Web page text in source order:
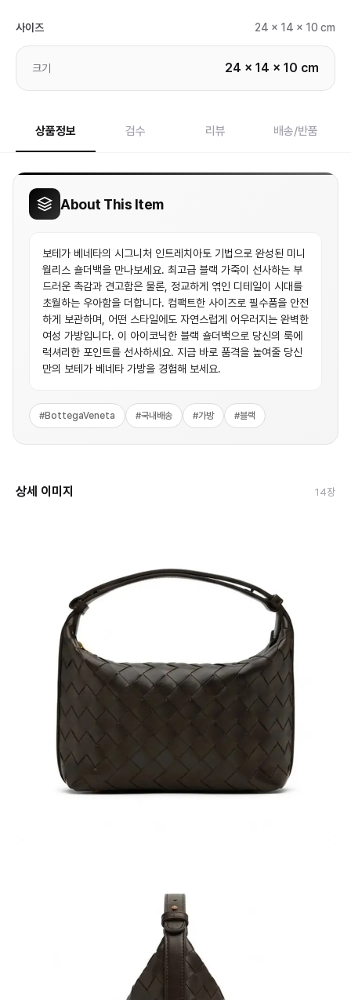
사이즈 24 x 14 x 10 cm
크기 24 x 14 x 10 cm
상품정보 검수 리뷰 배송/반품
About This Item
보테가 베네타의 시그니처 인트레치아토 기법으로 완성된 미니
월리스 숄더백을 만나보세요. 최고급 블랙 가죽이 선사하는 부
드러운 촉감과 견고함은 물론, 정교하게 엮인 디테일이 시대를
초월하는 우아함을 더합니다. 컴팩트한 사이즈로 필수품을 안전
하게 보관하며, 어떤 스타일에도 자연스럽게 어우러지는 완벽한
여성 가방입니다. 이 아이코닉한 블랙 숄더백으로 당신의 룩에
럭셔리한 포인트를 선사하세요. 지금 바로 품격을 높여줄 당신
만의 보테가 베네타 가방을 경험해 보세요.
#BottegaVeneta #국내배송 #가방 #블랙
상세 이미지 14장